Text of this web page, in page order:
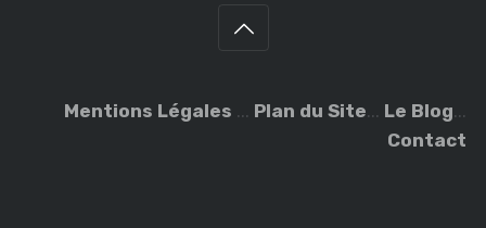
Mentions Légales ... Plan du Site... Le Blog...
Contact